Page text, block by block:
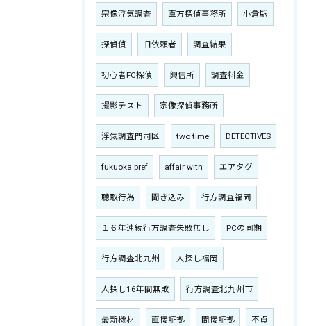
宗像浮気調査 直方探偵事務所 小倉駅
探偵偵 旧依頼者 調査結果
初心者FC探偵 興信所 調査料金
撮影テスト 宗像探偵事務所
浮気調査門司区 two time DETECTIVES
fukuoka pref affair with エアタグ
聴取行為 聞き込み 行方調査福岡
１６年連続行方調査失敗無し PCの同期
行方調査北九州 人探し福岡
人探し16年間無敗 行方調査北九州市
最新機材 直接証拠 間接証拠 不貞